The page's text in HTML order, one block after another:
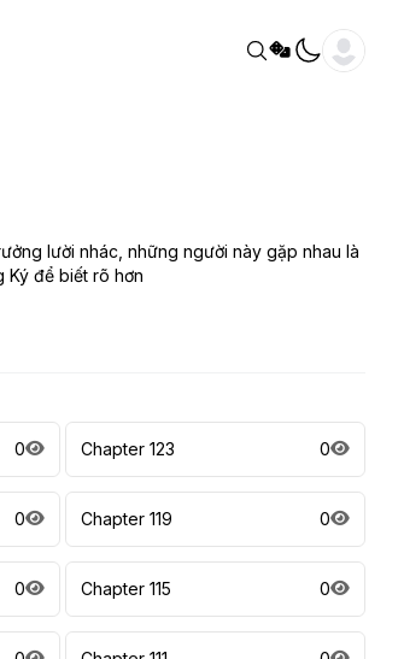
lười nhác, những người này gặp nhau là
Ký để biết rõ hơn
0 Chapter 123 0
0 Chapter 119 0
0 Chapter 115 0